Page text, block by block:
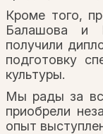
Кроме того,
Балашова и
получили
подготовку
культуры.
Мы рады за
приобрели
опыт